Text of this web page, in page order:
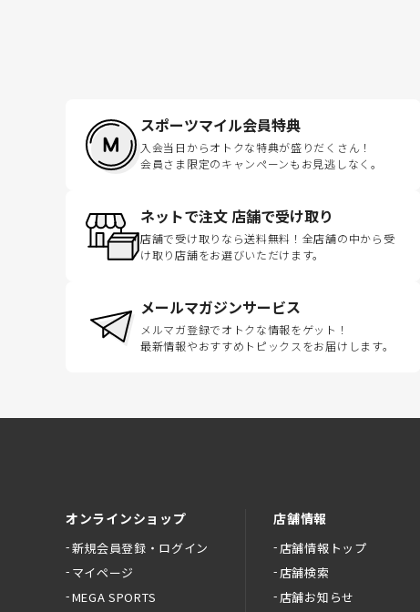
スポーツマイル会員特典
入会当日からオトクな特典が盛りだくさん！
会員さま限定のキャンペーンもお見逃しなく。
ネットで注文 店舗で受け取り
店舗で受け取りなら送料無料！全店舗の中から受
け取り店舗をお選びいただけます。
メールマガジンサービス
メルマガ登録でオトクな情報をゲット！
最新情報やおすすめトピックスをお届けします。
オンラインショップ
新規会員登録・ログイン
マイページ
MEGA SPORTS
店舗情報
店舗情報トップ
店舗検索
店舗お知らせ